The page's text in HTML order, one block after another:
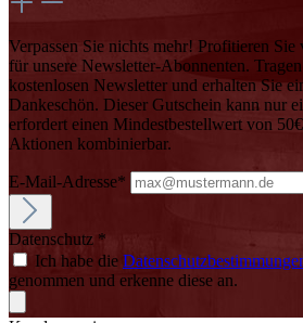
Verpassen Sie nichts mehr! Profitieren
für unsere Newsletter-Abonnenten.
kostenlosen Newsletter und erhalten Sie
Dankeschön. Dieser Gutschein kann nur
erfordert einen Mindestbestellwert von
Aktionen kombinierbar.
E-Mail-Adresse*
Datenschutz *
Ich habe die
genommen und erkenne diese an.